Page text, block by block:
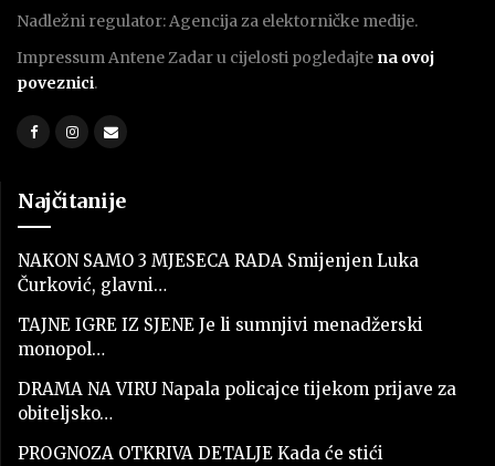
Nadležni regulator: Agencija za elektorničke medije.
Impressum Antene Zadar u cijelosti pogledajte na ovoj
poveznici.
Najčitanije
NAKON SAMO 3 MJESECA RADA Smijenjen Luka
Čurković, glavni…
TAJNE IGRE IZ SJENE Je li sumnjivi menadžerski
monopol…
DRAMA NA VIRU Napala policajce tijekom prijave za
obiteljsko…
PROGNOZA OTKRIVA DETALJE Kada će stići